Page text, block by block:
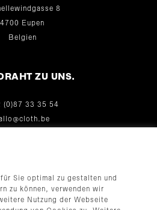
8
4700 Eupen
Belgien
ZU UNS.
(0)87 33 35 54
Sie optimal zu gestalten und
zu können, verwenden wir
Nutzung der Webseite